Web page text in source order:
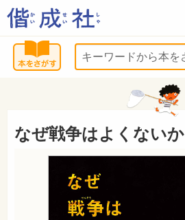
なぜ戦争はよくないか